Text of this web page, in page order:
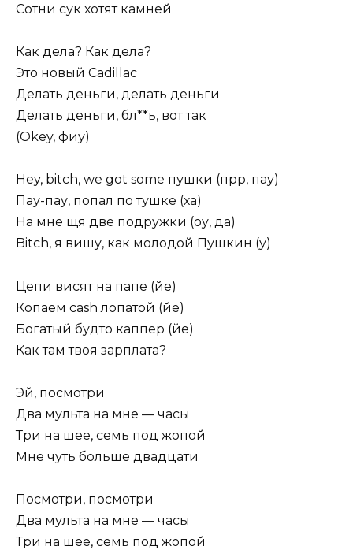
Сотни сук хотят камней
Как дела? Как дела?
Это новый Cadillac
Делать деньги, делать деньги
Делать деньги, бл**ь, вот так
(Okey, фиу)
Hey, bitch, we got some пушки (прр, пау)
Пау-пау, попал по тушке (ха)
На мне щя две подружки (оу, да)
Bitch, я вишу, как молодой Пушкин (у)
Цепи висят на папе (йе)
Копаем cash лопатой (йе)
Богатый будто каппер (йе)
Как там твоя зарплата?
Эй, посмотри
Два мульта на мне — часы
Три на шее, семь под жопой
Мне чуть больше двадцати
Посмотри, посмотри
Два мульта на мне — часы
Три на шее, семь под жопой